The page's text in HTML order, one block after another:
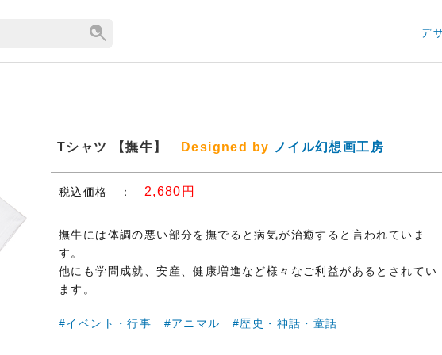
デ
Tシャツ 【撫牛】 Designed by ノイル幻想画工房
税込価格 ： 2,680円
撫牛には体調の悪い部分を撫でると病気が治癒すると言われていま
す。
他にも学問成就、安産、健康増進など様々なご利益があるとされてい
ます。
#イベント・行事 #アニマル #歴史・神話・童話